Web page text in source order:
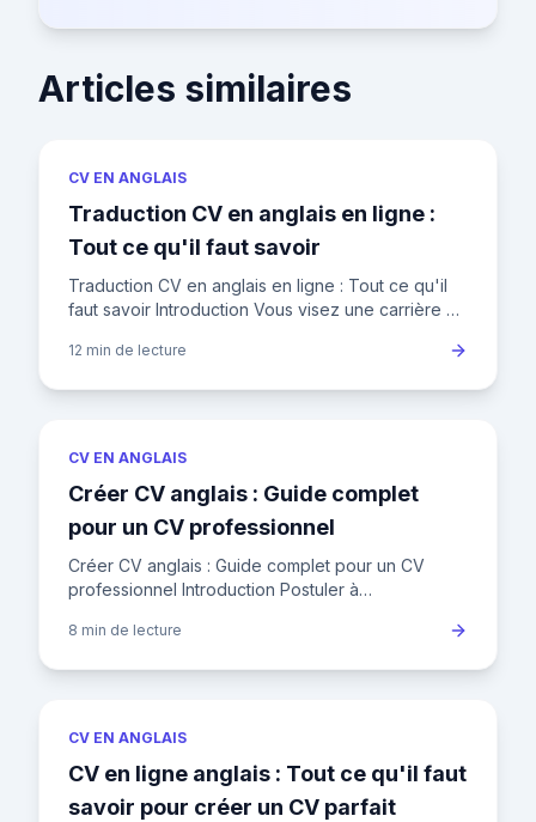
Articles similaires
CV EN ANGLAIS
Traduction CV en anglais en ligne :
Tout ce qu'il faut savoir
Traduction CV en anglais en ligne : Tout ce qu'il
faut savoir Introduction Vous visez une carrière à
l'anglais
12 min de lecture
CV EN ANGLAIS
Créer CV anglais : Guide complet
pour un CV professionnel
Créer CV anglais : Guide complet pour un CV
professionnel Introduction Postuler à
premier ambassadeur. Une étude
8 min de lecture
CV EN ANGLAIS
CV en ligne anglais : Tout ce qu'il faut
savoir pour créer un CV parfait